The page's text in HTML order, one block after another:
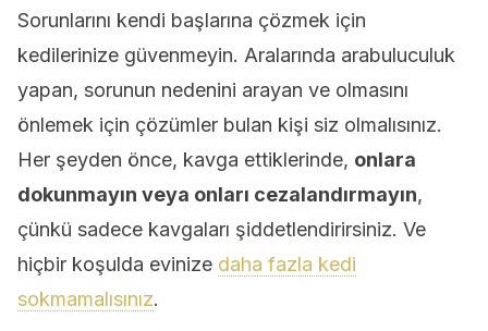
Sorunlarını kendi başlarına çözmek için
kedilerinize güvenmeyin. Aralarında arabuluculuk
yapan, sorunun nedenini arayan ve olmasını
önlemek için çözümler bulan kişi siz olmalısınız.
Her şeyden önce, kavga ettiklerinde, onlara
dokunmayın veya onları cezalandırmayın,
çünkü sadece kavgaları şiddetlendirirsiniz. Ve
hiçbir koşulda evinize daha fazla kedi
sokmamalısınız.